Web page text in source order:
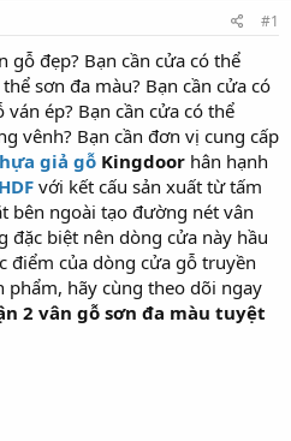
#1
gỗ đẹp? Bạn cần cửa có thể
sơn đa màu? Bạn cần cửa có
ép? Bạn cần cửa có thể
vênh? Bạn cần đơn vị cung cấp
giả gỗ Kingdoor hân hạnh
với kết cấu sản xuất từ tấm
bên ngoài tạo đường nét vân
đặc biệt nên dòng cửa này hầu
điểm của dòng cửa gỗ truyền
hãy cùng theo dõi ngay
2 vân gỗ sơn đa màu tuyệt